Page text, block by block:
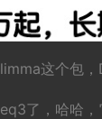
这个包，
了，哈哈